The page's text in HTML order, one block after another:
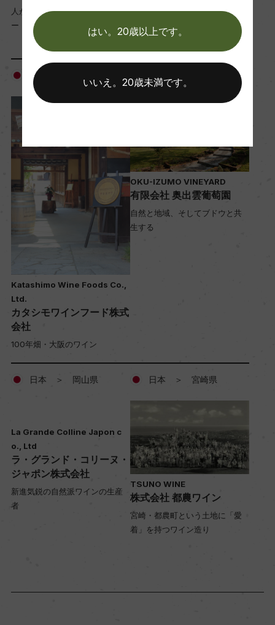
人が醸し、人を育てるワイナリ
ー
ヴィンヤード
北アルプス山麓で貫くドメーヌ
日本 ＞ 大阪府
Katashimo Wine Foods Co.,
Ltd.
カタシモワインフード株式
会社
100年畑・大阪のワイン
日本 ＞ 島根県
OKU-IZUMO VINEYARD
有限会社 奥出雲葡萄園
自然と地域、そしてブドウと共
生する
日本 ＞ 岡山県
La Grande Colline Japon c
o., Ltd
ラ・グランド・コリーヌ・
ジャポン株式会社
新進気鋭の自然派ワインの生産
者
日本 ＞ 宮崎県
TSUNO WINE
株式会社 都農ワイン
宮崎・都農町という土地に「愛
着」を持つワイン造り
はい。20歳以上です。
いいえ。20歳未満です。